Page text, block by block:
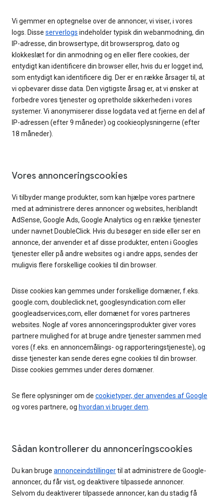
Vi gemmer en optegnelse over de annoncer, vi viser, i vores
logs. Disse serverlogs indeholder typisk din webanmodning, din
IP-adresse, din browsertype, dit browsersprog, dato og
klokkeslæt for din anmodning og en eller flere cookies, der
entydigt kan identificere din browser eller, hvis du er logget ind,
som entydigt kan identificere dig. Der er en række årsager til, at
vi opbevarer disse data. Den vigtigste årsag er, at vi ønsker at
forbedre vores tjenester og opretholde sikkerheden i vores
systemer. Vi anonymiserer disse logdata ved at fjerne en del af
IP-adressen (efter 9 måneder) og cookieoplysningerne (efter
18 måneder).
Vores annonceringscookies
Vi tilbyder mange produkter, som kan hjælpe vores partnere
med at administrere deres annoncer og websites, heriblandt
AdSense, Google Ads, Google Analytics og en række tjenester
under navnet DoubleClick. Hvis du besøger en side eller ser en
annonce, der anvender et af disse produkter, enten i Googles
tjenester eller på andre websites og i andre apps, sendes der
muligvis flere forskellige cookies til din browser.
Disse cookies kan gemmes under forskellige domæner, f.eks.
google.com, doubleclick.net, googlesyndication.com eller
googleadservices,com, eller domænet for vores partneres
websites. Nogle af vores annonceringsprodukter giver vores
partnere mulighed for at bruge andre tjenester sammen med
vores (f.eks. en annoncemålings- og rapporteringstjeneste), og
disse tjenester kan sende deres egne cookies til din browser.
Disse cookies gemmes under deres domæner.
Se flere oplysninger om de cookietyper, der anvendes af Google
og vores partnere, og hvordan vi bruger dem.
Sådan kontrollerer du annonceringscookies
Du kan bruge annonceindstillingertil at administrere de Google-
annoncer, du får vist, og deaktivere tilpassede annoncer.
Selvom du deaktiverer tilpassede annoncer, kan du stadig få